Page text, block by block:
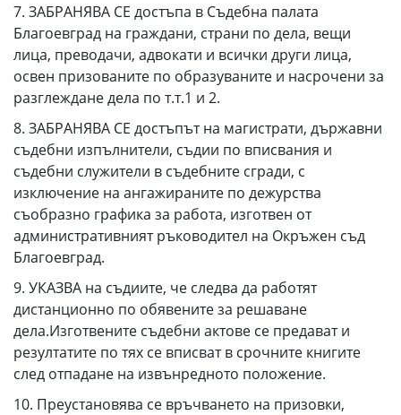
7. ЗАБРАНЯВА СЕ достъпа в Съдебна палата
Благоевград на граждани, страни по дела, вещи
лица, преводачи, адвокати и всички други лица,
освен призованите по образуваните и насрочени за
разглеждане дела по т.т.1 и 2.
8. ЗАБРАНЯВА СЕ достъпът на магистрати, държавни
съдебни изпълнители, съдии по вписвания и
съдебни служители в съдебните сгради, с
изключение на ангажираните по дежурства
съобразно графика за работа, изготвен от
административният ръководител на Окръжен съд
Благоевград.
9. УКАЗВА на съдиите, че следва да работят
дистанционно по обявените за решаване
дела.Изготвените съдебни актове се предават и
резултатите по тях се вписват в срочните книгите
след отпадане на извънредното положение.
10. Преустановява се връчването на призовки,